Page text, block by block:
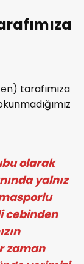
tarafımıza
olarak
yalnız
cebinden
zaman